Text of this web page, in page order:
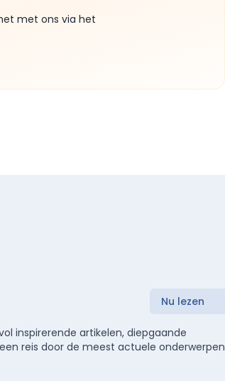
met ons via het
Nu lezen
inspirerende artikelen, diepgaande
reis door de meest actuele onderwerpen